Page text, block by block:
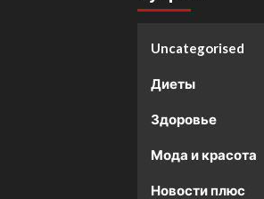
Uncategorised
Диеты
Здоровье
Мода и красота
Новости плюс